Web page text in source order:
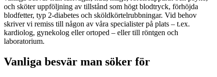
och sköter uppföljning av tillstånd som högt blodtryck, förhöjda
blodfetter, typ 2-diabetes och sköldkörtelrubbningar. Vid behov
skriver vi remiss till någon av våra specialister på plats – t.ex.
kardiolog, gynekolog eller ortoped – eller till röntgen och
laboratorium.
Vanliga besvär man söker för